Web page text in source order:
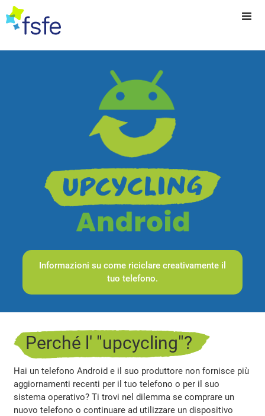
Informazioni su come riciclare creativamente il
tuo telefono.
Perché l' "upcycling"?
Hai un telefono Android e il suo produttore non fornisce più
aggiornamenti recenti per il tuo telefono o per il suo
sistema operativo? Ti trovi nel dilemma se comprare un
nuovo telefono o continuare ad utilizzare un dispositivo